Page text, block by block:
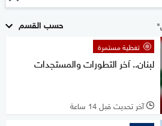
حسب القسم
تغطية مستمرة
لبنان.. آخر التطورات والمستجدات
l آخر تحديث قبل 14 ساعة